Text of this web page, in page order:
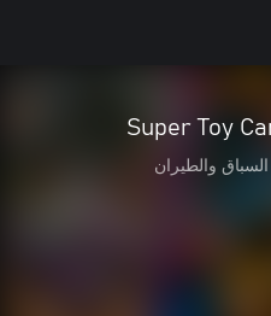
Super Toy
السباق والطيران